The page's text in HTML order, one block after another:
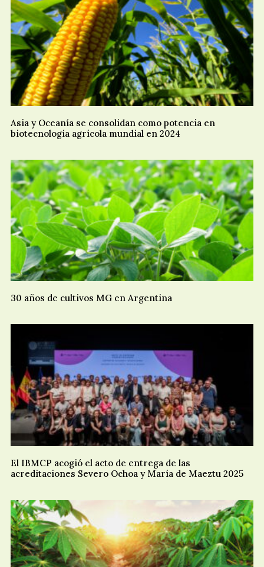
Asia y Oceanía se consolidan como potencia en
biotecnología agrícola mundial en 2024
30 años de cultivos MG en Argentina
El IBMCP acogió el acto de entrega de las
acreditaciones Severo Ochoa y María de Maeztu 2025